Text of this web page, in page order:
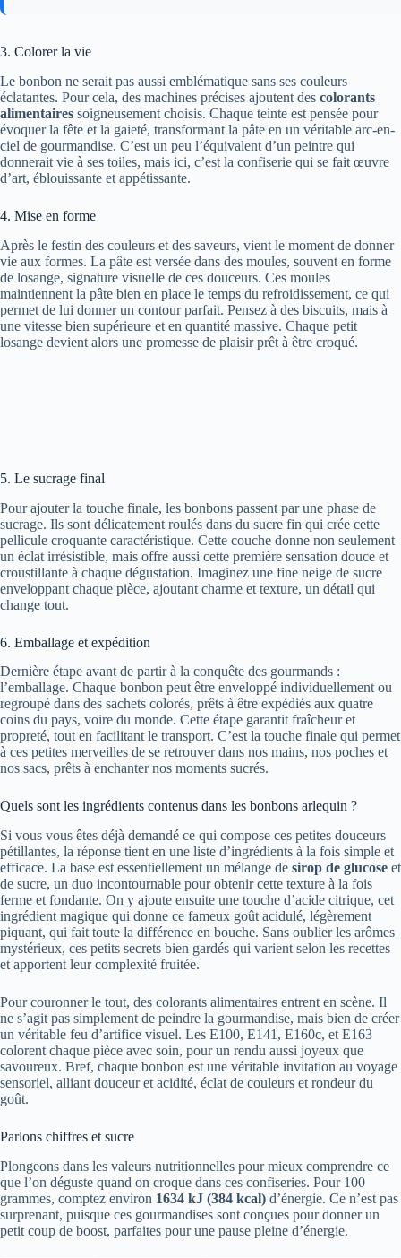
3. Colorer la vie
Le bonbon ne serait pas aussi emblématique sans ses couleurs
éclatantes. Pour cela, des machines précises ajoutent des colorants
alimentaires soigneusement choisis. Chaque teinte est pensée pour
évoquer la fête et la gaieté, transformant la pâte en un véritable arc-en-
ciel de gourmandise. C’est un peu l’équivalent d’un peintre qui
donnerait vie à ses toiles, mais ici, c’est la confiserie qui se fait œuvre
d’art, éblouissante et appétissante.
4. Mise en forme
Après le festin des couleurs et des saveurs, vient le moment de donner
vie aux formes. La pâte est versée dans des moules, souvent en forme
de losange, signature visuelle de ces douceurs. Ces moules
maintiennent la pâte bien en place le temps du refroidissement, ce qui
permet de lui donner un contour parfait. Pensez à des biscuits, mais à
une vitesse bien supérieure et en quantité massive. Chaque petit
losange devient alors une promesse de plaisir prêt à être croqué.
5. Le sucrage final
Pour ajouter la touche finale, les bonbons passent par une phase de
sucrage. Ils sont délicatement roulés dans du sucre fin qui crée cette
pellicule croquante caractéristique. Cette couche donne non seulement
un éclat irrésistible, mais offre aussi cette première sensation douce et
croustillante à chaque dégustation. Imaginez une fine neige de sucre
enveloppant chaque pièce, ajoutant charme et texture, un détail qui
change tout.
6. Emballage et expédition
Dernière étape avant de partir à la conquête des gourmands :
l’emballage. Chaque bonbon peut être enveloppé individuellement ou
regroupé dans des sachets colorés, prêts à être expédiés aux quatre
coins du pays, voire du monde. Cette étape garantit fraîcheur et
propreté, tout en facilitant le transport. C’est la touche finale qui permet
à ces petites merveilles de se retrouver dans nos mains, nos poches et
nos sacs, prêts à enchanter nos moments sucrés.
Quels sont les ingrédients contenus dans les bonbons arlequin ?
Si vous vous êtes déjà demandé ce qui compose ces petites douceurs
pétillantes, la réponse tient en une liste d’ingrédients à la fois simple et
efficace. La base est essentiellement un mélange de sirop de glucose et
de sucre, un duo incontournable pour obtenir cette texture à la fois
ferme et fondante. On y ajoute ensuite une touche d’acide citrique, cet
ingrédient magique qui donne ce fameux goût acidulé, légèrement
piquant, qui fait toute la différence en bouche. Sans oublier les arômes
mystérieux, ces petits secrets bien gardés qui varient selon les recettes
et apportent leur complexité fruitée.
Pour couronner le tout, des colorants alimentaires entrent en scène. Il
ne s’agit pas simplement de peindre la gourmandise, mais bien de créer
un véritable feu d’artifice visuel. Les E100, E141, E160c, et E163
colorent chaque pièce avec soin, pour un rendu aussi joyeux que
savoureux. Bref, chaque bonbon est une véritable invitation au voyage
sensoriel, alliant douceur et acidité, éclat de couleurs et rondeur du
goût.
Parlons chiffres et sucre
Plongeons dans les valeurs nutritionnelles pour mieux comprendre ce
que l’on déguste quand on croque dans ces confiseries. Pour 100
grammes, comptez environ 1634 kJ (384 kcal) d’énergie. Ce n’est pas
surprenant, puisque ces gourmandises sont conçues pour donner un
petit coup de boost, parfaites pour une pause pleine d’énergie.